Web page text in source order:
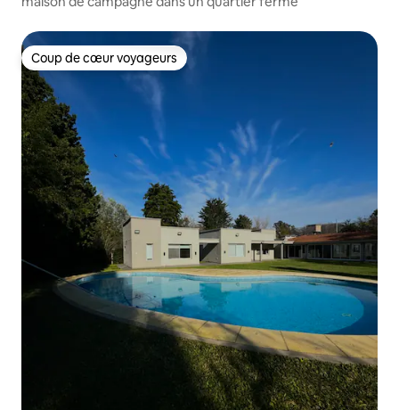
Coup de cœur voyageurs
Coup de cœur voyageurs